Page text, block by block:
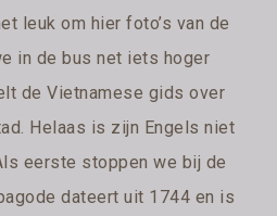
leuk om hier foto’s van de
in de bus net iets hoger
de Vietnamese gids over
Helaas is zijn Engels niet
eerste stoppen we bij de
dateert uit 1744 en is